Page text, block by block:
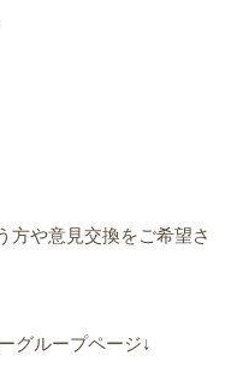
方や意見交換をご希望さ
グループページ↓